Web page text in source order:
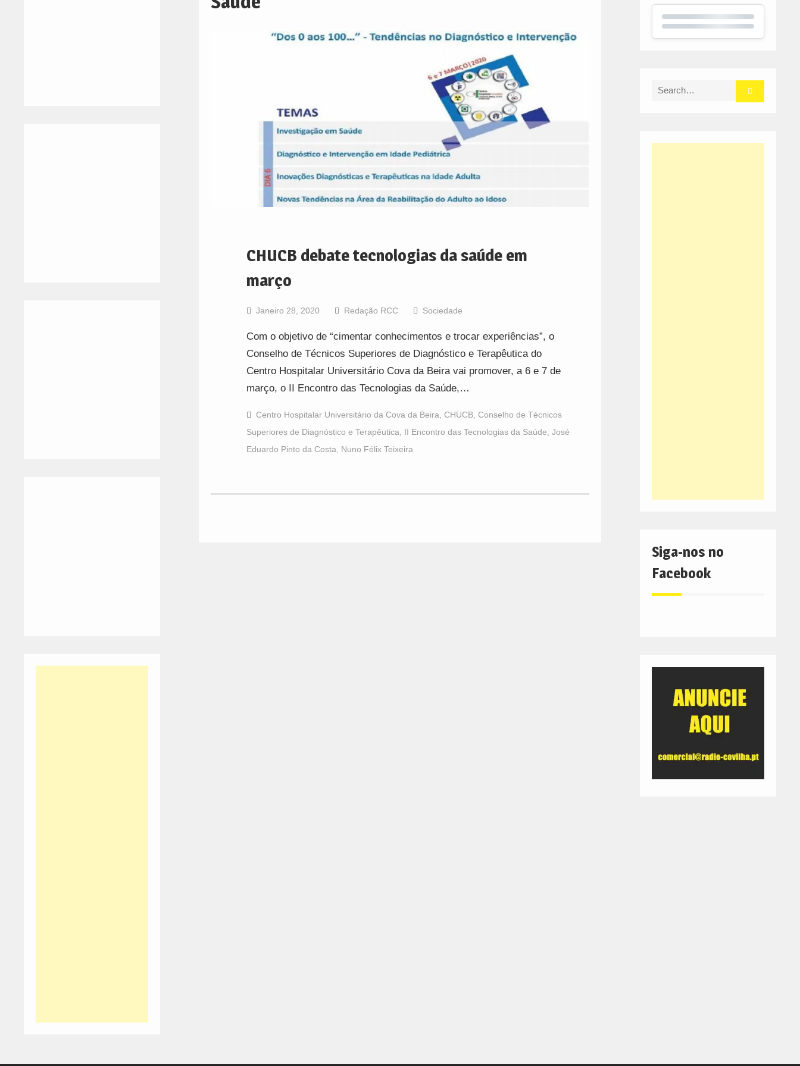
CHUCB debate tecnologias da saúde em
março
Janeiro 28, 2020 Redação RCC Sociedade
Com o objetivo de “cimentar conhecimentos e trocar experiências”, o
Conselho de Técnicos Superiores de Diagnóstico e Terapêutica do
Centro Hospitalar Universitário Cova da Beira vai promover, a 6 e 7 de
março, o II Encontro das Tecnologias da Saúde,…
Centro Hospitalar Universitário da Cova da Beira, CHUCB, Conselho de Técnicos
Superiores de Diagnóstico e Terapêutica, II Encontro das Tecnologias da Saúde, José
Eduardo Pinto da Costa, Nuno Félix Teixeira
Search
Siga-nos no
Facebook